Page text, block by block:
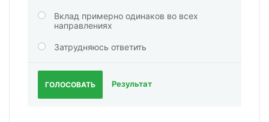
Вклад примерно одинаков во всех
направлениях
Затрудняюсь ответить
ГОЛОСОВАТЬ Результат